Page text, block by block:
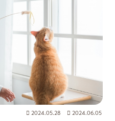
2024.05.28 2024.06.05